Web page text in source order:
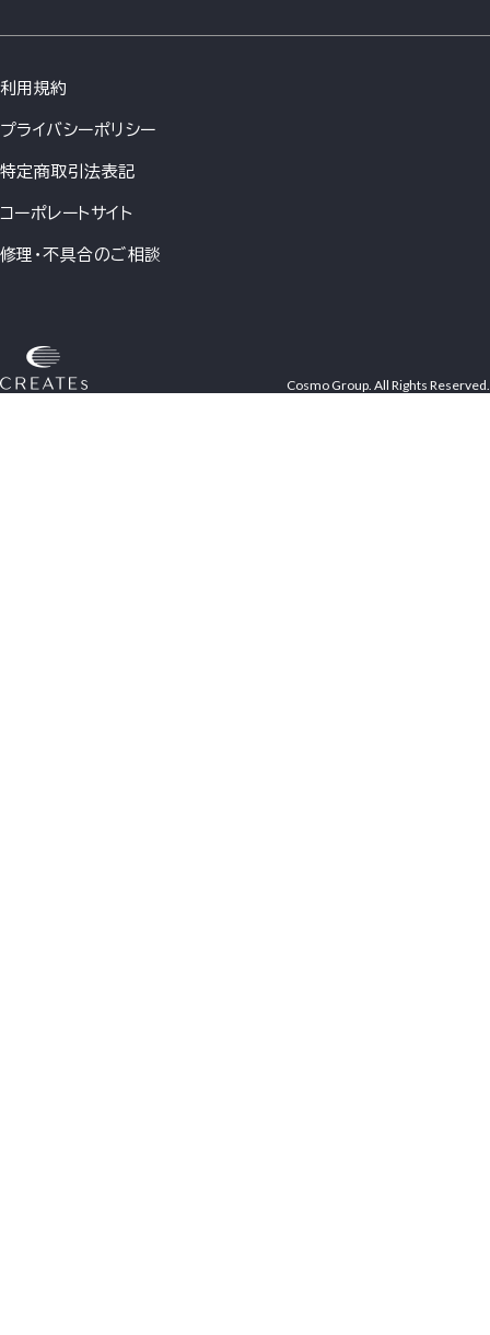
利用規約
プライバシーポリシー
特定商取引法表記
コーポレートサイト
修理・不具合のご相談
Cosmo Group. All Rights Reserved.